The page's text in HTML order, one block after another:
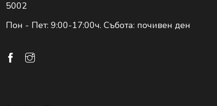
5002
Пон - Пет: 9:00-17:00ч. Събота: почивен ден